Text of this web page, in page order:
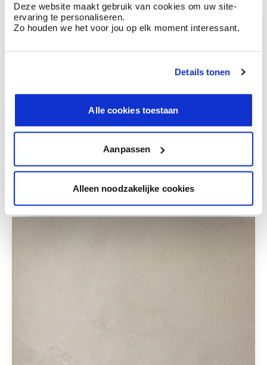
Deze website maakt gebruik van cookies om uw site-
ervaring te personaliseren.
Zo houden we het voor jou op elk moment interessant.
Details tonen
Alle cookies toestaan
Aanpassen
Alleen noodzakelijke cookies